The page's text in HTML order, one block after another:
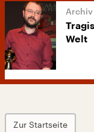
Welt
Zur Startseite